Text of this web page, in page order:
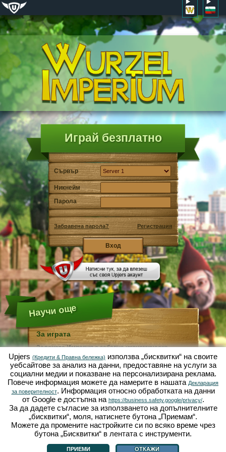
Играй безплатно
Сървър
Никнейм
Парола
Забравена парола? Регистрация
Научи още
За играта
Зелената Империя е забавна икономическа
симулация, фокусирана върху градинарството и
земеделието. Като уеб базирана игра, тя върви
изцяло и само във вашия браузър, без нужда от
допълнително инсталиране или изтегляне!
Получавайки задачата да бъдете индустриaлно
градинско джудже, Вие ще можете да създадете
своя собствена райска градина. Маруля, моркови,
ягоди, спанак или лук - от Вас зависи какво ще
отглеждате. Посетете приятелския град Зелената
Долина, за да търгувате с други играчи, да купувате
растения, семена или украса за своята градина,
изпълнявайте заявките на своите клиенти и бъдете
винаги добър съсед ... a може да се събудите един
ден и да откриете своята градина, опустошена от
За играта|История|| Правила и ограничения|Защита на данни|
Управлявай Бисквитки
Upjers (Кредити & Правна бележка) използва „бисквитки“ на своите
уебсайтове за анализ на данни, предоставяне на услуги за
социални медии и показване на персонализирана реклама.
Повече информация можете да намерите в нашата Декларация
за поверителност. Информация относно обработката на данни
от Google е достъпна на https://business.safety.google/privacy/.
За да дадете съгласие за използването на допълнителните
„бисквитки“, моля, натиснете бутона „Приемам“.
Можете да промените настройките си по всяко време чрез
бутона „Бисквитки“ в лентата с инструменти.
ПРИЕМИ ОТКАЖИ